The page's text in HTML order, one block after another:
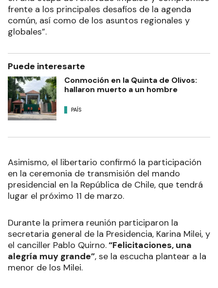
frente a los principales desafíos de la agenda
común, así como de los asuntos regionales y
globales”.
Puede interesarte
Conmoción en la Quinta de Olivos:
hallaron muerto a un hombre
PAÍS
Asimismo, el libertario confirmó la participación
en la ceremonia de transmisión del mando
presidencial en la República de Chile, que tendrá
lugar el próximo 11 de marzo.
Durante la primera reunión participaron la
secretaria general de la Presidencia, Karina Milei, y
el canciller Pablo Quirno.“Felicitaciones, una
alegría muy grande”, se la escucha plantear a la
menor de los Milei.